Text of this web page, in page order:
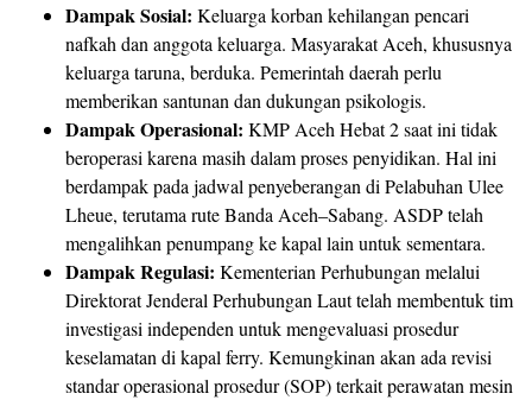
Dampak Sosial: Keluarga korban kehilangan pencari
nafkah dan anggota keluarga. Masyarakat Aceh, khususnya
keluarga taruna, berduka. Pemerintah daerah perlu
memberikan santunan dan dukungan psikologis.
Dampak Operasional: KMP Aceh Hebat 2 saat ini tidak
beroperasi karena masih dalam proses penyidikan. Hal ini
berdampak pada jadwal penyeberangan di Pelabuhan Ulee
Lheue, terutama rute Banda Aceh–Sabang. ASDP telah
mengalihkan penumpang ke kapal lain untuk sementara.
Dampak Regulasi: Kementerian Perhubungan melalui
Direktorat Jenderal Perhubungan Laut telah membentuk tim
investigasi independen untuk mengevaluasi prosedur
keselamatan di kapal ferry. Kemungkinan akan ada revisi
standar operasional prosedur (SOP) terkait perawatan mesin